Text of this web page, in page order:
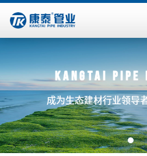
Kangtai
成为生态建材行业领导